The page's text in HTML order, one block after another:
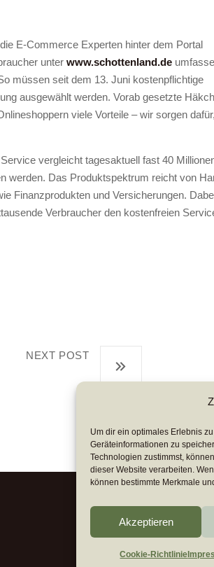
Um dir ein optimales Erlebnis
Geräteinformationen zu
Technologien zustimmst,
dieser Website verarbeiten.
können bestimmte Merkmale
Akzeptieren
Cookie-Richtlinie
E-Commerce Experten hinter dem Portal
unter www.schottenland.de
müssen seit dem 13. Juni kostenpflichtige
ausgewählt werden. Vorab gesetzte
viele Vorteile – wir sorgen
vergleicht tagesaktuell fast 40
werden. Das Produktspektrum reicht von
Finanzprodukten und Versicherungen.
Verbraucher den kostenfreien
NEXT POST
Cookie-Richtlinie